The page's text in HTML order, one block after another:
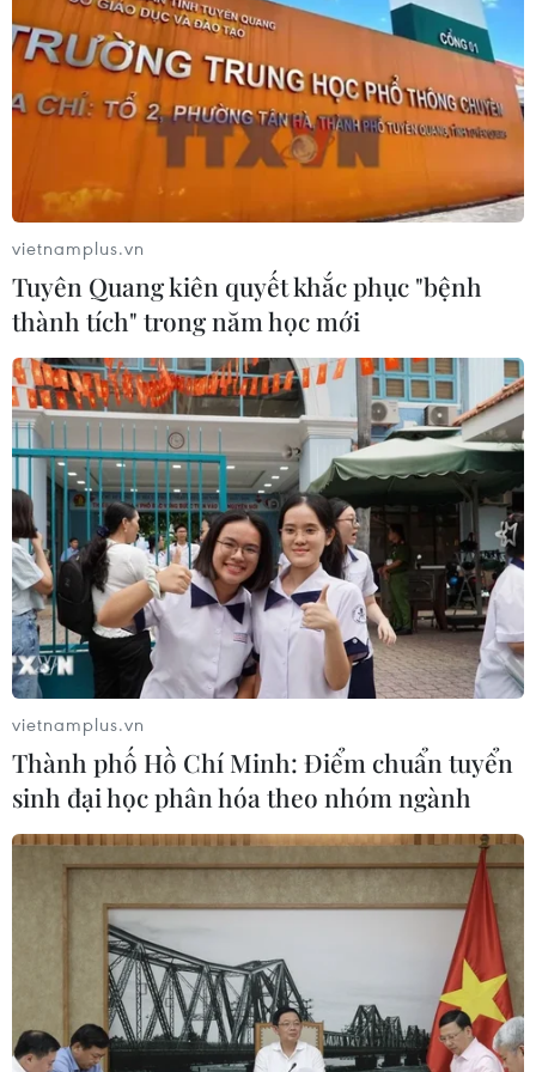
Quy định nguyên tắc hoạt động của
Ban Chỉ đạo Trung ương phòng,
chống ma túy
10/08/2026 12:00
Đẩy nhanh tiến độ cao tốc CT.07
đoạn Hà Nội-Thái Nguyên-Chợ Mới
10/08/2026 11:29
Quảng Ngãi tăng tốc hoàn thành 4
trường nội trú vùng biên trước 25/8
10/08/2026 11:21
Phát triển Đại học Quốc gia Hà Nội
thành đại học tinh hoa, thuộc nhóm
hàng đầu châu Á
10/08/2026 11:21
Kế hoạch khắc phục khuyến nghị
của EC về chống khai thác IUU
10/08/2026 11:11
Chuyên gia đề xuất mô hình ba lớp
phát triển ngành bán dẫn Việt Nam
10/08/2026 10:56
Tìm thấy cụ bà 89 tuổi tử vong sau 10
vietnamplus.vn
Tuyên Quang kiên quyết khắc phục "bệnh
thành tích" trong năm học mới
vietnamplus.vn
Thành phố Hồ Chí Minh: Điểm chuẩn tuyển
sinh đại học phân hóa theo nhóm ngành